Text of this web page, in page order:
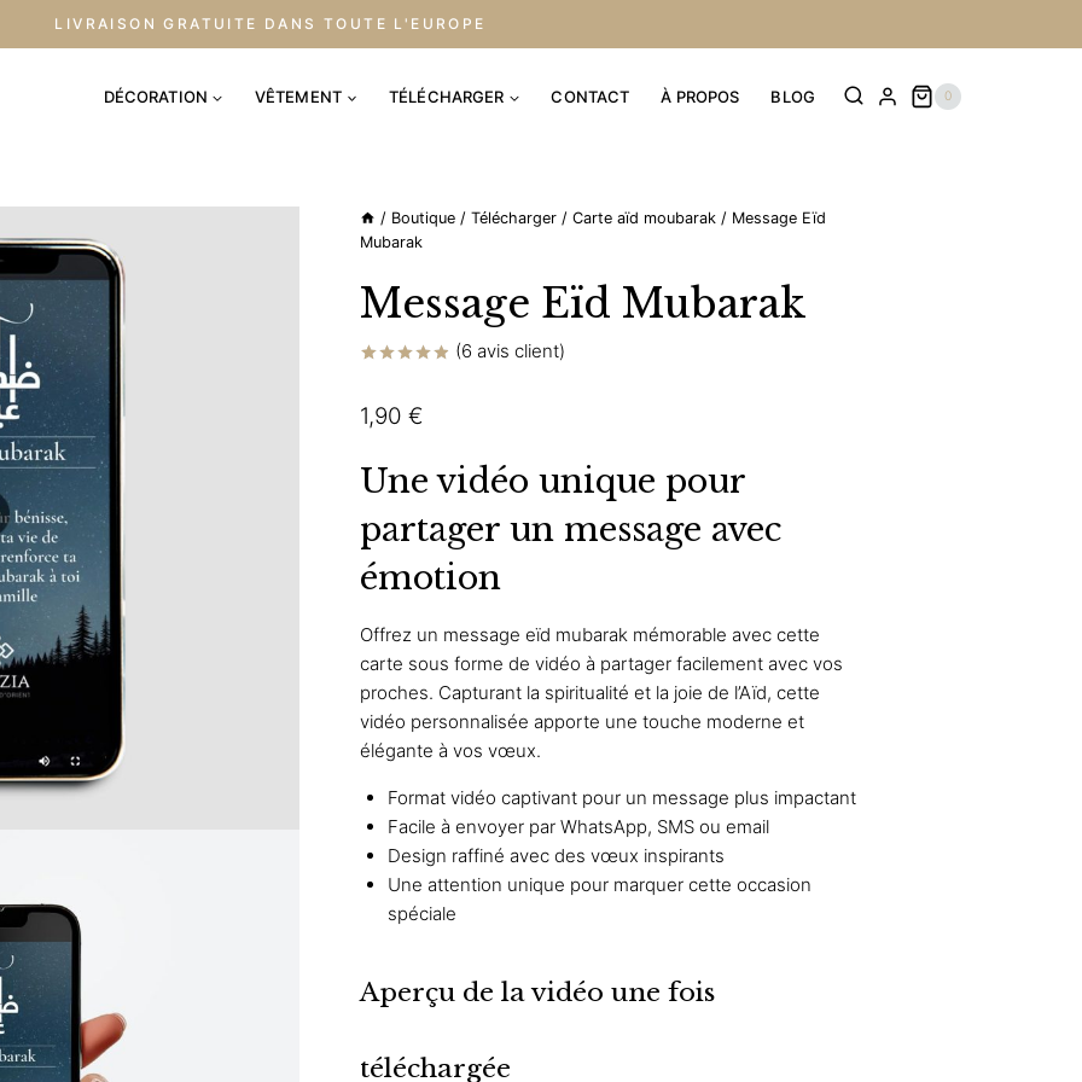
LIVRAISON GRATUITE DANS TOUTE L'EUROPE
DÉCORATION VÊTEMENT TÉLÉCHARGER CONTACT À PROPOS BLOG 0
/ Boutique / Télécharger / Carte aïd moubarak / Message Eïd
Mubarak
Message Eïd Mubarak
sur
notations
(6 avis client)
1,90€
Une vidéo unique pour
partager un message avec
émotion
Offrez un message eïd mubarak mémorable avec cette
carte sous forme de vidéo à partager facilement avec vos
proches. Capturant la spiritualité et la joie de l’Aïd, cette
vidéo personnalisée apporte une touche moderne et
élégante à vos vœux.
Format vidéo captivant pour un message plus impactant
Facile à envoyer par WhatsApp, SMS ou email
Design raffiné avec des vœux inspirants
Une attention unique pour marquer cette occasion
spéciale
Aperçu de la vidéo une fois
téléchargée